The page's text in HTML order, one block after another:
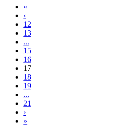
«
‹
12
13
...
15
16
17
18
19
...
21
›
»